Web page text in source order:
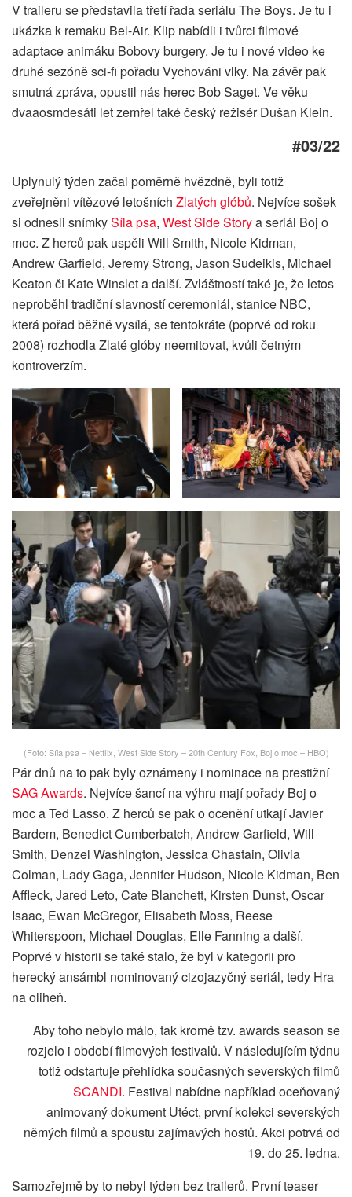
V traileru se představila třetí řada seriálu The Boys. Je tu i
ukázka k remaku Bel-Air. Klip nabídli i tvůrci filmové
adaptace animáku Bobovy burgery. Je tu i nové video ke
druhé sezóně sci-fi pořadu Vychováni vlky. Na závěr pak
smutná zpráva, opustil nás herec Bob Saget. Ve věku
dvaaosmdesáti let zemřel také český režisér Dušan Klein.
#03/22
Uplynulý týden začal poměrně hvězdně, byli totiž
zveřejněni vítězové letošních Zlatých glóbů. Nejvíce sošek
si odnesli snímkySíla psa, West Side Storya seriál Boj o
moc. Z herců pak uspěli Will Smith, Nicole Kidman,
Andrew Garfield, Jeremy Strong, Jason Sudeikis, Michael
Keaton či Kate Winslet a další. Zvláštností také je, že letos
neproběhl tradiční slavností ceremoniál, stanice NBC,
která pořad běžně vysílá, se tentokráte (poprvé od roku
2008) rozhodla Zlaté glóby neemitovat, kvůli četným
kontroverzím.
(Foto: Síla psa – Netflix, West Side Story – 20th Century Fox, Boj o moc – HBO)
Pár dnů na to pak byly oznámeny i nominace na prestižní
SAG Awards. Nejvíce šancí na výhru mají pořady Boj o
moc a Ted Lasso. Z herců se pak o ocenění utkají Javier
Bardem, Benedict Cumberbatch, Andrew Garfield, Will
Smith, Denzel Washington, Jessica Chastain, Olivia
Colman, Lady Gaga, Jennifer Hudson, Nicole Kidman, Ben
Affleck, Jared Leto, Cate Blanchett, Kirsten Dunst, Oscar
Isaac, Ewan McGregor, Elisabeth Moss, Reese
Whiterspoon, Michael Douglas, Elle Fanning a další.
Poprvé v historii se také stalo, že byl v kategorii pro
herecký ansámbl nominovaný cizojazyčný seriál, tedy Hra
na oliheň.
Aby toho nebylo málo, tak kromě tzv. awards season se
rozjelo i období filmových festivalů. V následujícím týdnu
totiž odstartuje přehlídka současných severských filmů
SCANDI. Festival nabídne například oceňovaný
animovaný dokument Utéct, první kolekci severských
němých filmů a spoustu zajímavých hostů. Akci potrvá od
19. do 25. ledna.
Samozřejmě by to nebyl týden bez trailerů. První teaser